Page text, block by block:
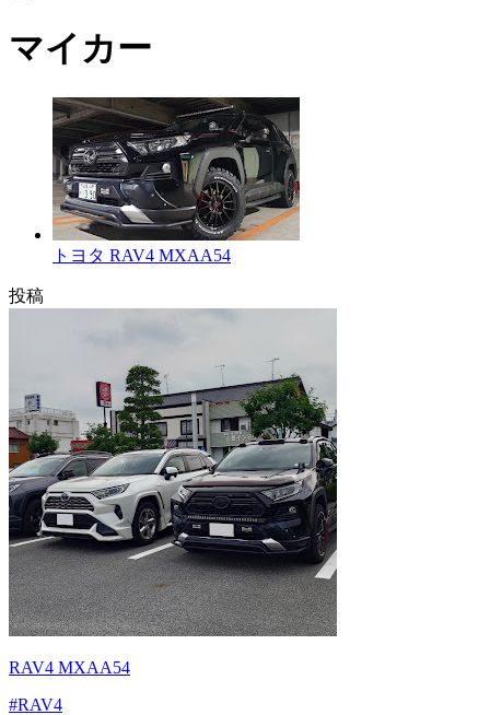
マイカー
トヨタ RAV4 MXAA54
投稿
RAV4 MXAA54
#RAV4